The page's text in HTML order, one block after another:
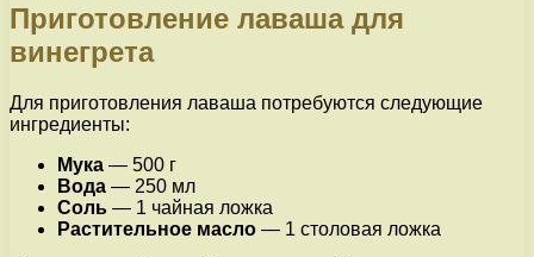
Приготовление лаваша для
винегрета
Для приготовления лаваша потребуются следующие
ингредиенты:
Мука — 500 г
Вода — 250 мл
Соль — 1 чайная ложка
Растительное масло — 1 столовая ложка